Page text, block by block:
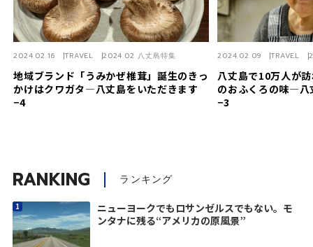
地域ブランド「うみかぜ椎茸」誕生のきっ
かけはクワガタ―八丈島をいただきます
−4
2024.02.16 TRAVEL 2024.02 八丈島特集
八丈島で10万人が
のおふくろの味―八
−3
2024.02.09 TRAVEL
RANKING ランキング
ニューヨークでもロサンゼルスでもない。モ
ンタナに残る“アメリカの原風景”